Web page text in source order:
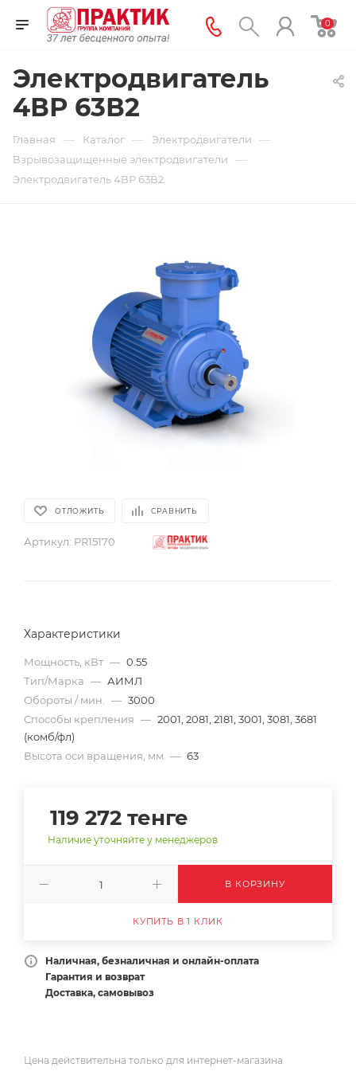
0
Электродвигатель
4ВР 63В2
Главная — Каталог — Электродвигатели —
Взрывозащищенные электродвигатели —
Электродвигатель 4ВР 63В2
ОТЛОЖИТЬ СРАВНИТЬ
Артикул: PR15170
Характеристики
Мощность, кВт — 0.55
Тип/Марка — АИМЛ
Обороты / мин.
— 3000
Способы крепления — 2001, 2081, 2181, 3001, 3081, 3681
(комб/фл)
Высота оси вращения, мм — 63
119 272 тенге
Наличие уточняйте у менеджеров
В КОРЗИНУ
КУПИТЬ В 1 КЛИК
Наличная, безналичная и онлайн-оплата
Гарантия и возврат
Доставка, самовывоз
Цена действительна только для интернет-магазина